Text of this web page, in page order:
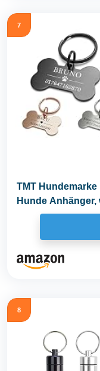
7
TMT
Hunde
Namen und...
8